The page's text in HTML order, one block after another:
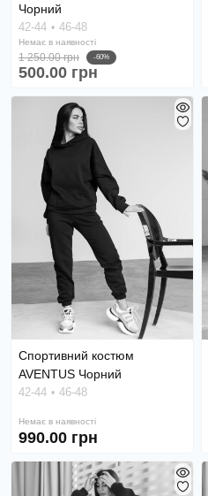
Чорний
42-44 46-48
Немає в наявності
1 250.00 грн -60%
500.00 грн
Спортивний костюм
AVENTUS Чорний
42-44 46-48
Немає в наявності
990.00 грн